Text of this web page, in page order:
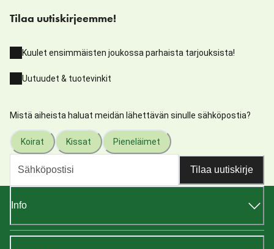
Tilaa uutiskirjeemme!
Kuulet ensimmäisten joukossa parhaista tarjouksista!
Uutuudet & tuotevinkit
Mistä aiheista haluat meidän lähettävän sinulle sähköpostia?
Koirat Kissat Pieneläimet
Tilaa uutiskirje
Info